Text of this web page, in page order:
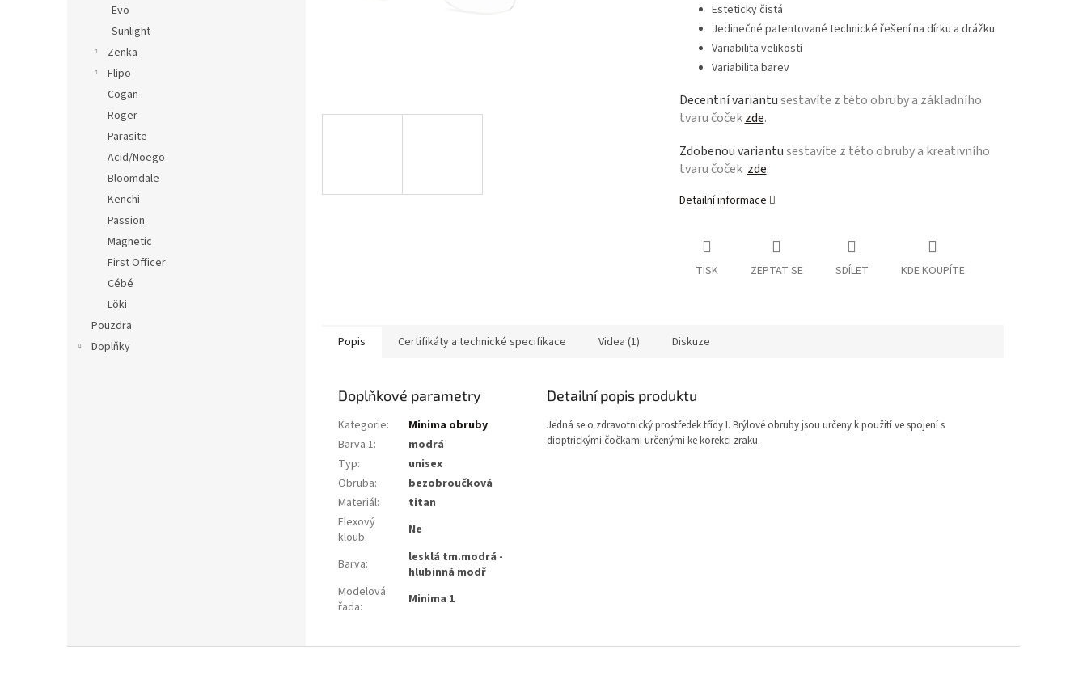
Evo
Sunlight
Zenka
Flipo
Cogan
Roger
Parasite
Acid/Noego
Bloomdale
Kenchi
Passion
Magnetic
First Officer
Cébé
Löki
Pouzdra
Doplňky
Esteticky čistá
Jedinečné patentované technické řešení na dírku a drážku
Variabilita velikostí
Variabilita barev
Decentní variantusestavíte z této obruby a základního
tvaru čočekzde.
Zdobenou variantusestavíte z této obruby a kreativního
tvaru čoček zde.
Detailní informace
TISK ZEPTAT SE SDÍLET KDE KOUPÍTE
Popis Certifikáty a technické specifikace Videa (1) Diskuze
Doplňkové parametry
Kategorie:
Minima obruby
Barva 1:
modrá
Typ:
unisex
Obruba:
bezobroučková
Materiál:
titan
Flexový
kloub: Ne
Barva:
lesklá tm.modrá -
hlubinná modř
Modelová
řada: Minima 1
Detailní popis produktu
Jedná se o zdravotnický prostředek třídy I. Brýlové obruby jsou určeny k použití ve spojení s
dioptrickými čočkami určenými ke korekci zraku.